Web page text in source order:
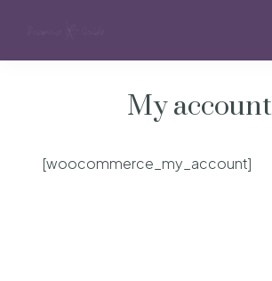
My account
[woocommerce_my_account]